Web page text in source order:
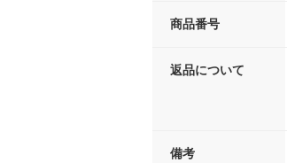
商品番号
返品について
備考